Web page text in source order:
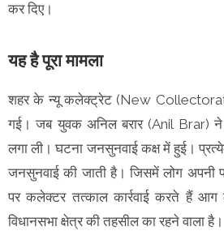
कर दिए।
यह है पूरा मामला
शहर के न्यू कलेक्ट्रेट (New
गई। जब युवक अनिल बरार (Anil
लगा ली। घटना जनसुनवाई कक्ष में हुई।
जनसुनवाई की जाती है। जिसमें लोग अपनी
पर कलेक्टर तत्काल कार्रवाई करते हैं आग
विधानसभा क्षेत्र की तहसील का रहने वाला है।